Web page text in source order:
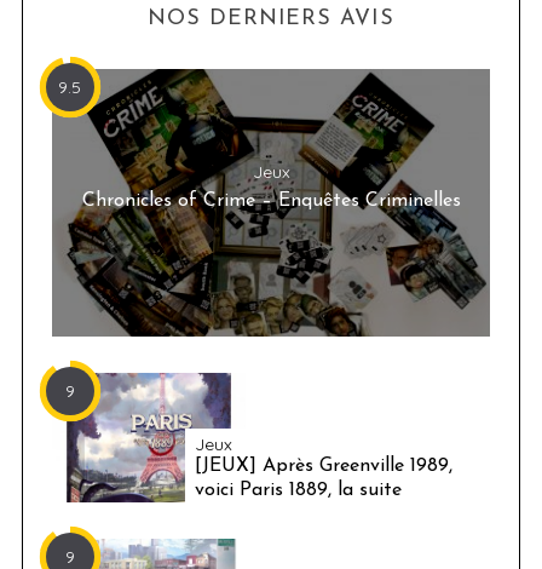
NOS DERNIERS AVIS
9.5
Jeux
Chronicles of Crime – Enquêtes Criminelles
9
Jeux
[JEUX] Après Greenville 1989,
voici Paris 1889, la suite
9